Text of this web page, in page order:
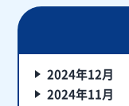
2024年12月
2024年11月